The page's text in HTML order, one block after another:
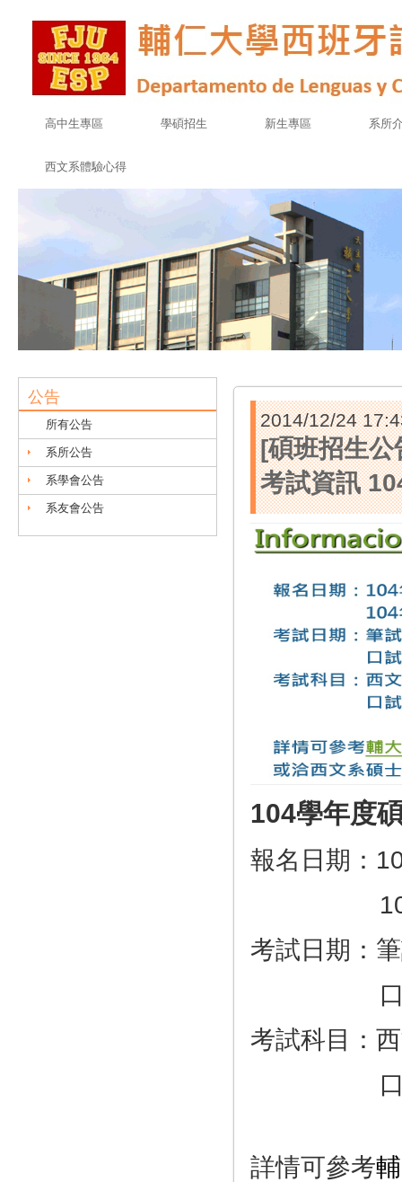
高中生專區 學碩招生 新生專區 系所
西文系體驗心得
公告
所有公告
系所公告
系學會公告
系友會公告
2014/12/24
[碩班招生公
考試資訊
104學年度
報名日期：
104年1
考試日期：
口試
考試科目：
口
詳情可參考